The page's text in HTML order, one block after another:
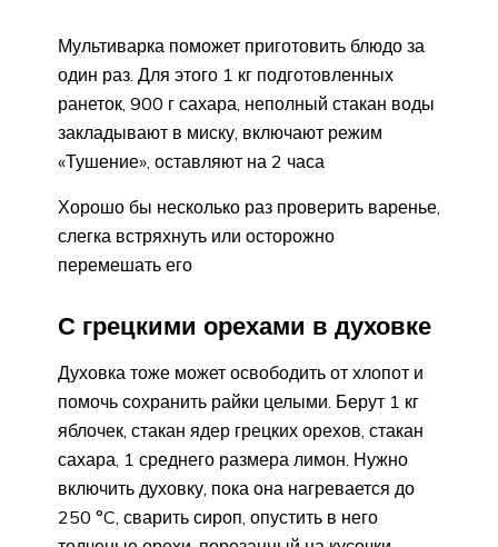
Мультиварка поможет приготовить блюдо за
один раз. Для этого 1 кг подготовленных
ранеток, 900 г сахара, неполный стакан воды
закладывают в миску, включают режим
«Тушение», оставляют на 2 часа
Хорошо бы несколько раз проверить варенье,
слегка встряхнуть или осторожно
перемешать его
С грецкими орехами в духовке
Духовка тоже может освободить от хлопот и
помочь сохранить райки целыми. Берут 1 кг
яблочек, стакан ядер грецких орехов, стакан
сахара, 1 среднего размера лимон. Нужно
включить духовку, пока она нагревается до
250 °C, сварить сироп, опустить в него